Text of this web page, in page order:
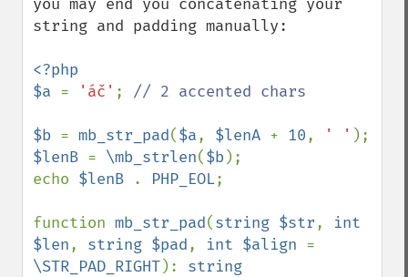
you may end you concatenating your
string and padding manually:
<?php
$a = 'áč' ; // 2 accented chars
$b = mb_str_pad($a, $lenA + 10, ' '
$lenB = \mb_strlen($b);
echo $lenB . PHP_EOL;
function mb_str_pad(string $str, int
$len, string $pad, int $align
\STR_PAD_RIGHT):